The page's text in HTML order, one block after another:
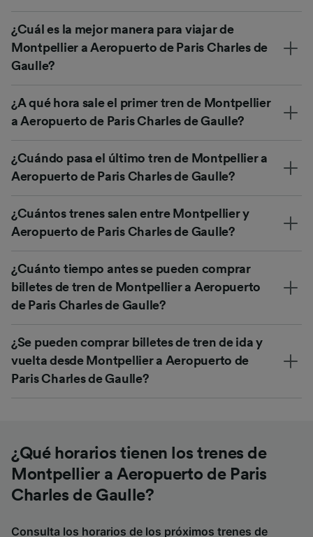
¿Cuál es la mejor manera para viajar de
Montpellier a Aeropuerto de Paris Charles de
Gaulle?
¿A qué hora sale el primer tren de Montpellier
a Aeropuerto de Paris Charles de Gaulle?
¿Cuándo pasa el último tren de Montpellier a
Aeropuerto de Paris Charles de Gaulle?
¿Cuántos trenes salen entre Montpellier y
Aeropuerto de Paris Charles de Gaulle?
¿Cuánto tiempo antes se pueden comprar
billetes de tren de Montpellier a Aeropuerto
de Paris Charles de Gaulle?
¿Se pueden comprar billetes de tren de ida y
vuelta desde Montpellier a Aeropuerto de
Paris Charles de Gaulle?
¿Qué horarios tienen los trenes de
Montpellier a Aeropuerto de Paris
Charles de Gaulle?
Consulta los horarios de los próximos trenes de